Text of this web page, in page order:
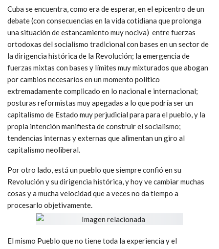
Cuba se encuentra, como era de esperar, en el epicentro de un
debate (con consecuencias en la vida cotidiana que prolonga
una situación de estancamiento muy nociva) entre fuerzas
ortodoxas del socialismo tradicional con bases en un sector de
la dirigencia histórica de la Revolución; la emergencia de
fuerzas mixtas con bases y límites muy mixturados que abogan
por cambios necesarios en un momento político
extremadamente complicado en lo nacional e internacional;
posturas reformistas muy apegadas a lo que podría ser un
capitalismo de Estado muy perjudicial para para el pueblo, y la
propia intención manifiesta de construir el socialismo;
tendencias internas y externas que alimentan un giro al
capitalismo neoliberal.
Por otro lado, está un pueblo que siempre confió en su
Revolución y su dirigencia histórica, y hoy ve cambiar muchas
cosas y a mucha velocidad que a veces no da tiempo a
procesarlo objetivamente.
El mismo Pueblo que no tiene toda la experiencia y el